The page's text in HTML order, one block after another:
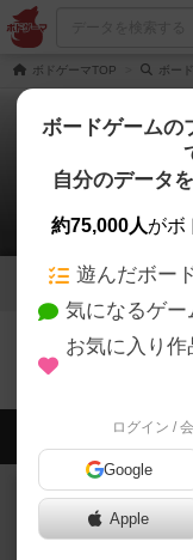
ボドゲーマTOP ボー
ブロック
1
ブロックス
レビュー
ボードゲームの
自分のデータ
約75,000人がボ
遊んだボー
気になるゲー
お気に入り
ログイン /
Google
Apple